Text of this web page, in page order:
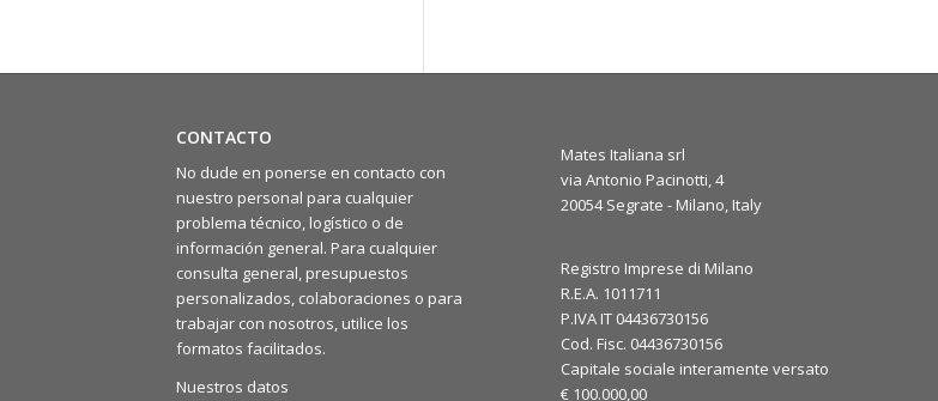
CONTACTO
No dude en ponerse en contacto con
nuestro personal para cualquier
problema técnico, logístico o de
información general. Para cualquier
consulta general, presupuestos
personalizados, colaboraciones o para
trabajar con nosotros, utilice los
formatos facilitados.
Nuestros datos
Mates Italiana srl
via Antonio Pacinotti, 4
20054 Segrate - Milano, Italy
Registro Imprese di Milano
R.E.A. 1011711
P.IVA IT 04436730156
Cod. Fisc. 04436730156
Capitale sociale interamente versato
€ 100.000,00